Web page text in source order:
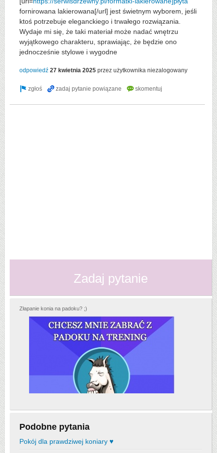
fornirowana lakierowana[/url] jest świetnym wyborem, jeśli
ktoś potrzebuje eleganckiego i trwałego rozwiązania.
Wydaje mi się, że taki materiał może nadać wnętrzu
wyjątkowego charakteru, sprawiając, że będzie ono
jednocześnie stylowe i wygodne
odpowiedź 27 kwietnia 2025 przez użytkownika niezalogowany
Zadaj pytanie
Złapanie konia na padoku? ;)
Podobne pytania
Pokój dla prawdziwej koniary ♥